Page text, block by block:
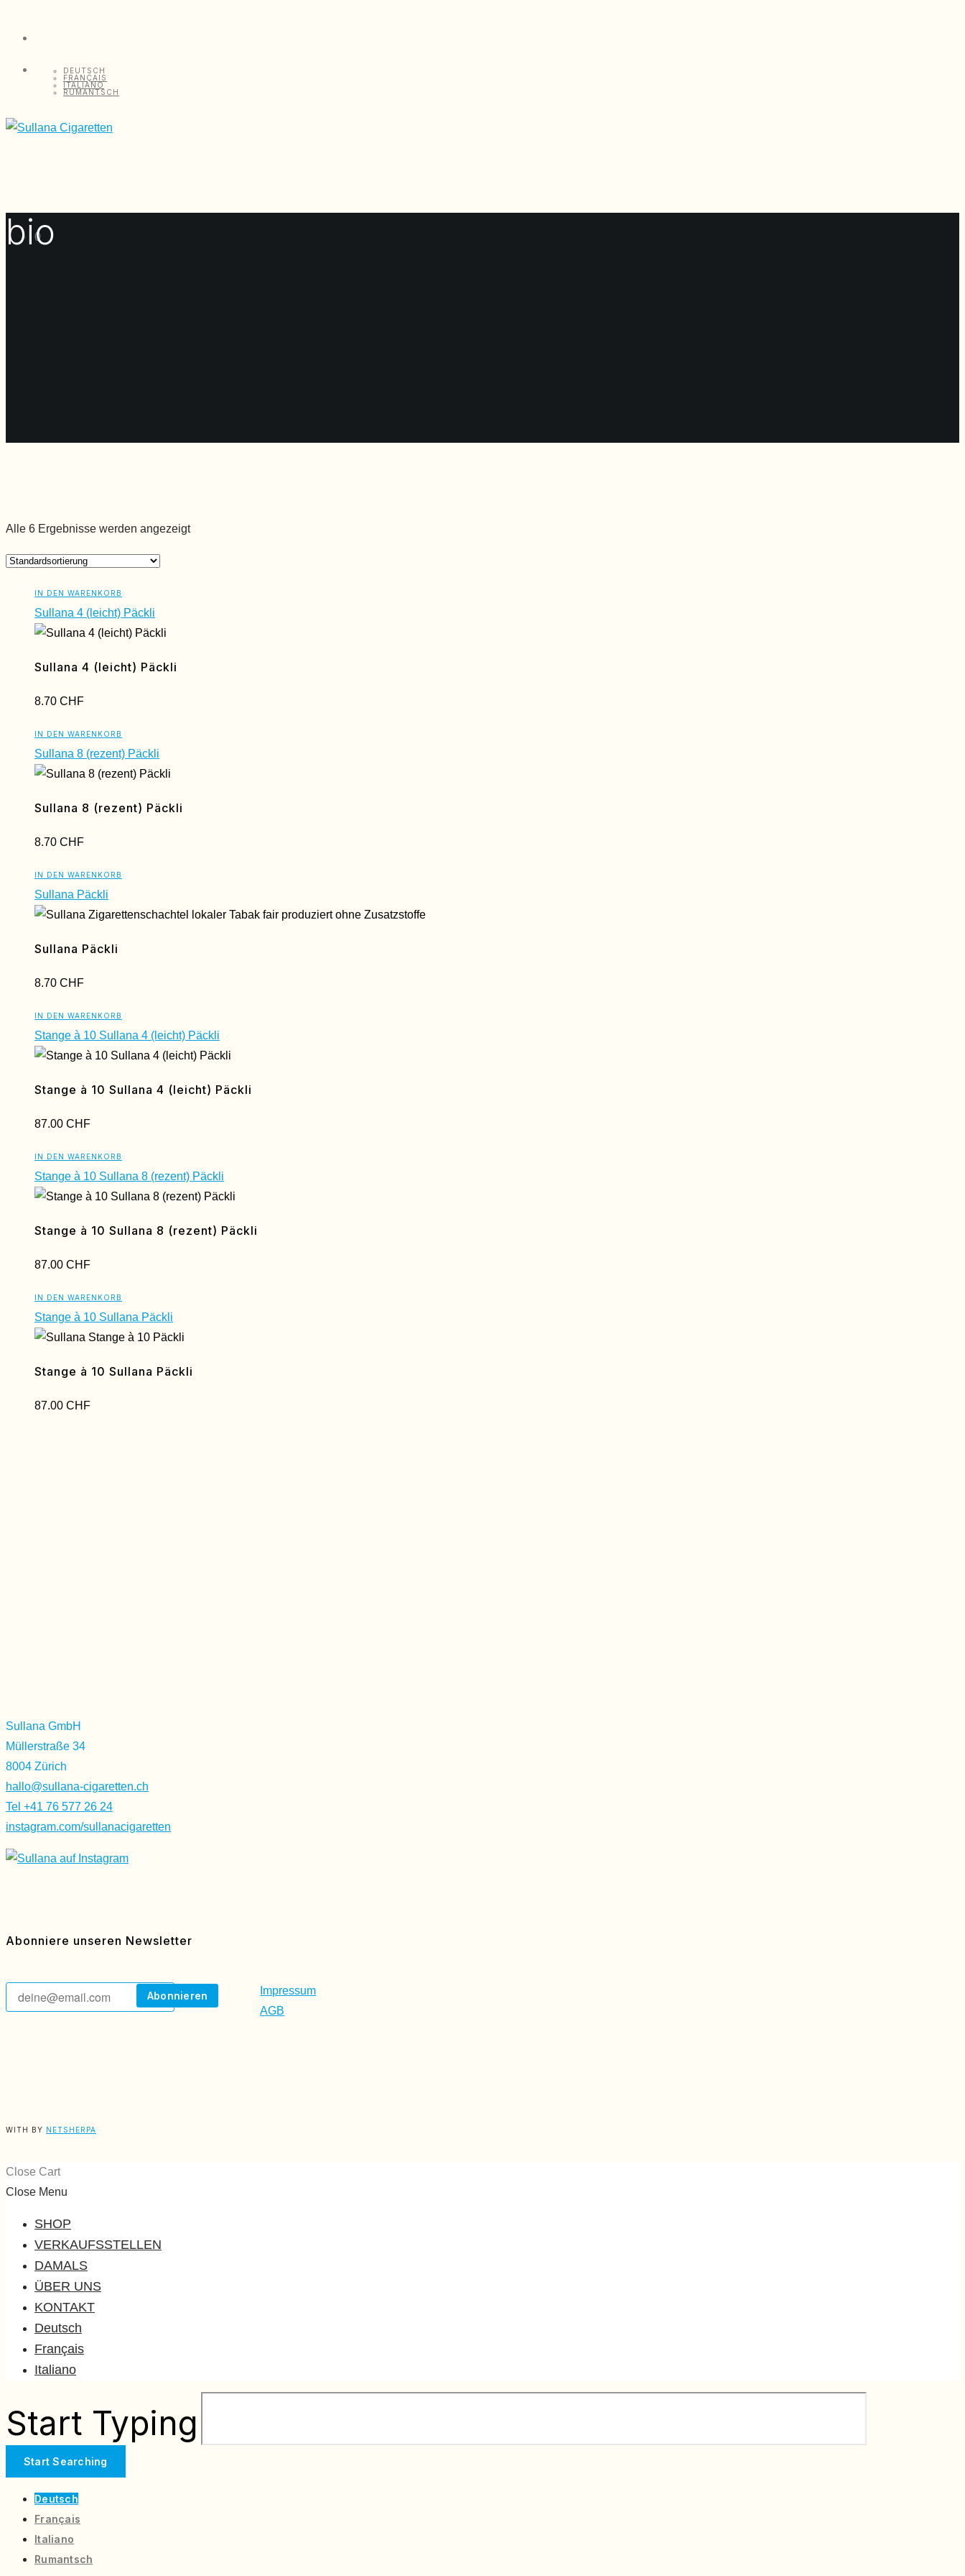
DEUTSCH
FRANÇAIS
ITALIANO
RUMANTSCH
0
bio
Alle 6 Ergebnisse werden angezeigt
IN DEN WARENKORB
Sullana 4 (leicht) Päckli
Sullana 4 (leicht) Päckli
8.70 CHF
IN DEN WARENKORB
Sullana 8 (rezent) Päckli
Sullana 8 (rezent) Päckli
8.70 CHF
IN DEN WARENKORB
Sullana Päckli
Sullana Päckli
8.70 CHF
IN DEN WARENKORB
Stange à 10 Sullana 4 (leicht) Päckli
Stange à 10 Sullana 4 (leicht) Päckli
87.00 CHF
IN DEN WARENKORB
Stange à 10 Sullana 8 (rezent) Päckli
Stange à 10 Sullana 8 (rezent) Päckli
87.00 CHF
IN DEN WARENKORB
Stange à 10 Sullana Päckli
Stange à 10 Sullana Päckli
87.00 CHF
Sullana GmbH
Müllerstraße 34
8004 Zürich
hallo@sullana-cigaretten.ch
Tel +41 76 577 26 24
instagram.com/sullanacigaretten
Abonniere unseren Newsletter
Impressum
AGB
WITH BY NETSHERPA
Close Cart
Close Menu
SHOP
VERKAUFSSTELLEN
DAMALS
ÜBER UNS
KONTAKT
Deutsch
Français
Italiano
Start Typing
Deutsch
Français
Italiano
Rumantsch